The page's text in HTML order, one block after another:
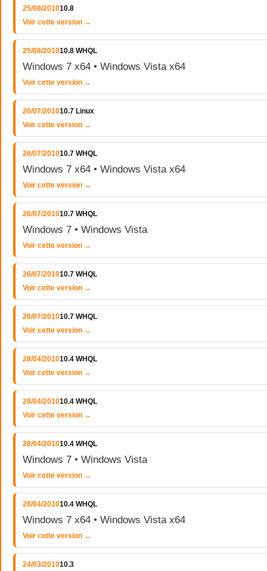
25/08/201010.8
Voir cette version →
25/08/201010.8 WHQL
Windows 7 x64 • Windows Vista x64
Voir cette version →
26/07/201010.7 Linux
Voir cette version →
26/07/201010.7 WHQL
Windows 7 x64 • Windows Vista x64
Voir cette version →
26/07/201010.7 WHQL
Windows 7 • Windows Vista
Voir cette version →
26/07/201010.7 WHQL
Voir cette version →
26/07/201010.7 WHQL
Voir cette version →
28/04/201010.4 WHQL
Voir cette version →
28/04/201010.4 WHQL
Voir cette version →
28/04/201010.4 WHQL
Windows 7 • Windows Vista
Voir cette version →
28/04/201010.4 WHQL
Windows 7 x64 • Windows Vista x64
Voir cette version →
24/03/201010.3